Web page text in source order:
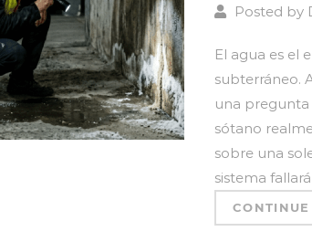
Posted by
El agua es el
subterráneo.
una pregunta
sótano
sobre una
sistema